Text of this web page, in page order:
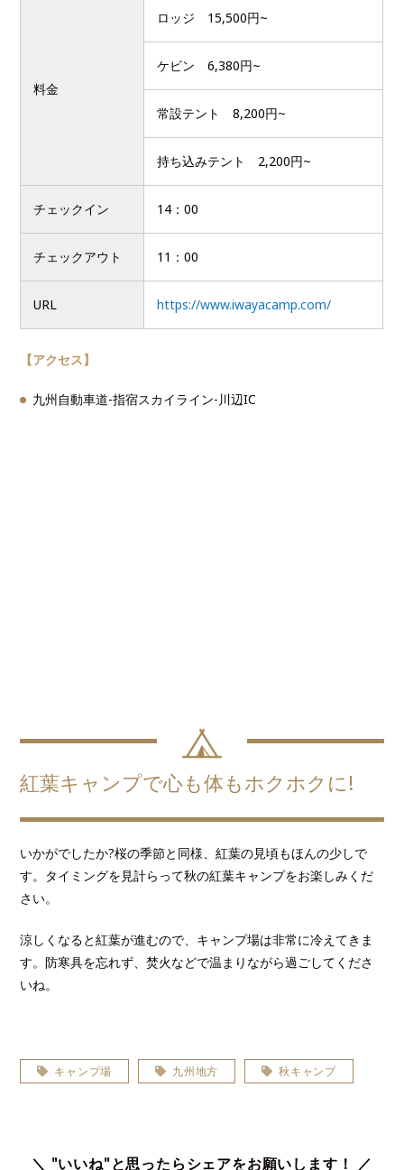
料金
ロッジ 15,500円~
ケビン 6,380円~
常設テント 8,200円~
持ち込みテント 2,200円~
チェックイン 14：00
チェックアウト 11：00
URL https://www.iwayacamp.com/
【アクセス】
九州自動車道-指宿スカイライン-川辺IC
紅葉キャンプで心も体もホクホクに!
いかがでしたか?桜の季節と同様、紅葉の見頃もほんの少しで
す。タイミングを見計らって秋の紅葉キャンプをお楽しみくだ
さい。
涼しくなると紅葉が進むので、キャンプ場は非常に冷えてきま
す。防寒具を忘れず、焚火などで温まりながら過ごしてくださ
いね。
キャンプ場 九州地方 秋キャンプ
＼ "いいね"と思ったらシェアをお願いします！ ／